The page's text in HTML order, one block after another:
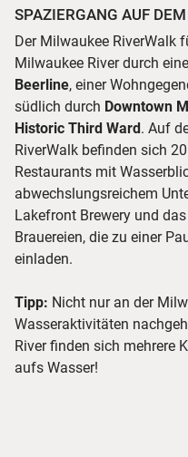
SPAZIERGANG AUF
Der Milwaukee RiverWalk
Milwaukee River durch
Beerline, einer
südlich durch Downtown
Historic Third Ward. Auf
RiverWalk befinden sich
Restaurants mit
abwechslungsreichem
Lakefront Brewery und
Brauereien, die zu einer
einladen.
Tipp: Nicht nur an der
Wasseraktivitäten
River finden sich mehrere
aufs Wasser!